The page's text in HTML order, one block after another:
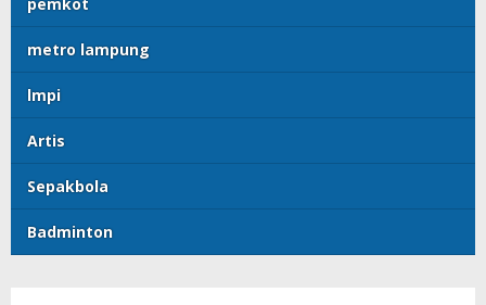
metro lampung
lmpi
Artis
Sepakbola
Badminton